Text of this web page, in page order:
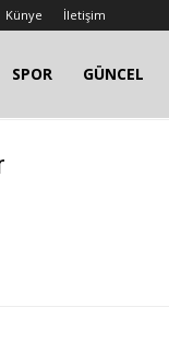
Künye İletişim
SPOR GÜNCEL